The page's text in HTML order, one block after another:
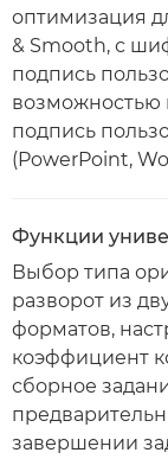
оптимизация
& Smooth, с
подпись
возможностью
подпись
(PowerPoint,
Функции
Выбор типа
разворот из
форматов,
коэффициент
сборное
завершении